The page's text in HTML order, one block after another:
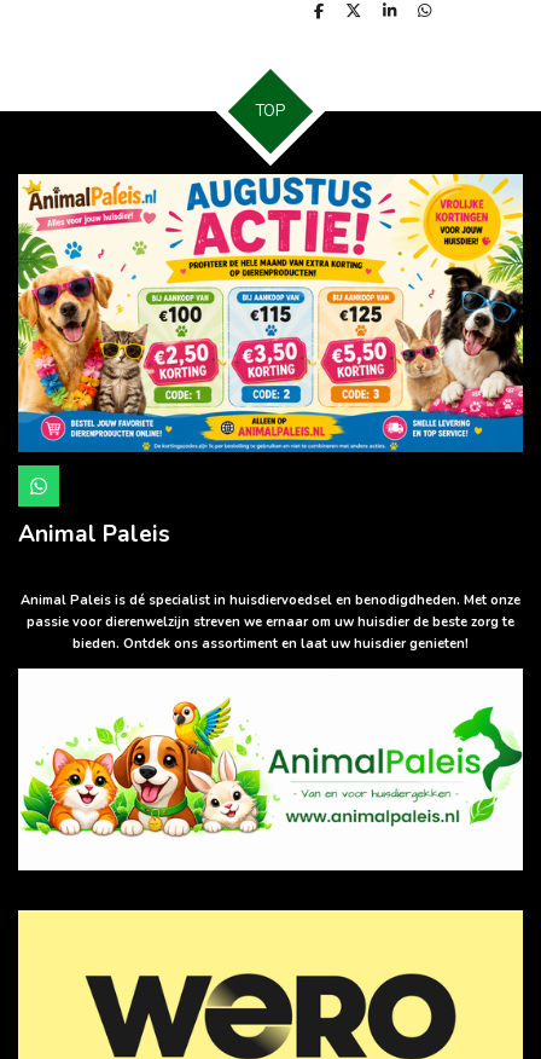
D
D
S
D
TOP
W
h
a
t
p
p
Animal Paleis
Animal Paleis is dé specialist in huisdiervoedsel en benodigdheden. Met onze
passie voor dierenwelzijn streven we ernaar om uw huisdier de beste zorg te
bieden. Ontdek ons assortiment en laat uw huisdier genieten!